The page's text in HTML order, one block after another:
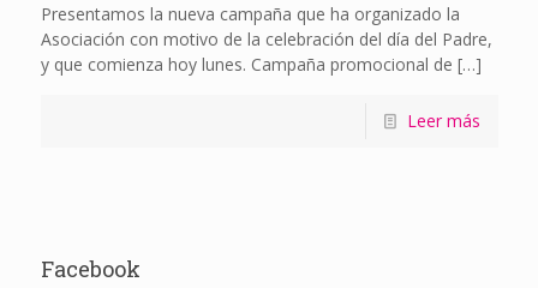
Presentamos la nueva campaña que ha organizado la
Asociación con motivo de la celebración del día del Padre,
y que comienza hoy lunes. Campaña promocional de […]
Leer más
Facebook